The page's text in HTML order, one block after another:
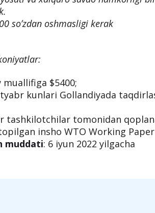
kerak
talablar:
soʼzdan oshmasligi kerak
tashkilotchilar tomonidan
topilgan insho WTO Working